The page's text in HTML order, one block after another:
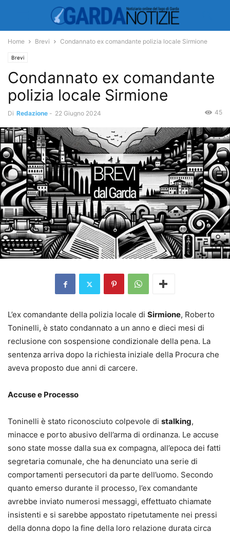
Home Brevi Condannato ex comandante polizia locale Sirmione
Brevi
Condannato ex comandante
polizia locale Sirmione
Di Redazione - 22 Giugno 2024 45
L’ex comandante della polizia locale di Sirmione, Roberto
Toninelli, è stato condannato a un anno e dieci mesi di
reclusione con sospensione condizionale della pena. La
sentenza arriva dopo la richiesta iniziale della Procura che
aveva proposto due anni di carcere.
Accuse e Processo
Toninelli è stato riconosciuto colpevole di stalking,
minacce e porto abusivo dell’arma di ordinanza. Le accuse
sono state mosse dalla sua ex compagna, all’epoca dei fatti
segretaria comunale, che ha denunciato una serie di
comportamenti persecutori da parte dell’uomo. Secondo
quanto emerso durante il processo, l’ex comandante
avrebbe inviato numerosi messaggi, effettuato chiamate
insistenti e si sarebbe appostato ripetutamente nei pressi
della donna dopo la fine della loro relazione durata circa